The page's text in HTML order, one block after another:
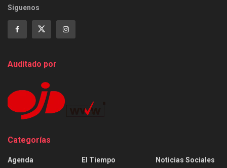
Siguenos
Auditado por
Categorías
Agenda
El Tiempo
Noticias Sociales